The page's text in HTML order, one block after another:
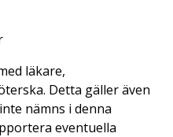
läkare,
Detta gäller även
nämns i denna
eventuella